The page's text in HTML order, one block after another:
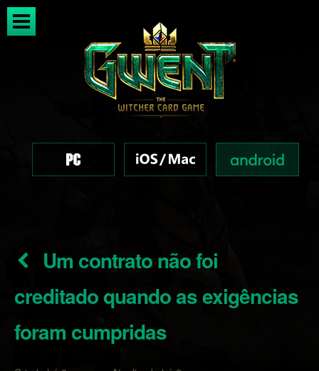
Um contrato não foi
creditado quando as exigências
foram cumpridas